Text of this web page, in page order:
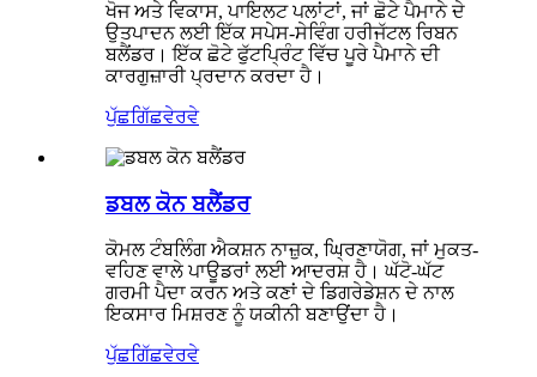
ਖੋਜ ਅਤੇ ਵਿਕਾਸ, ਪਾਇਲਟ ਪਲਾਂਟਾਂ, ਜਾਂ ਛੋਟੇ ਪੈਮਾਨੇ ਦੇ
ਉਤਪਾਦਨ ਲਈ ਇੱਕ ਸਪੇਸ-ਸੇਵਿੰਗ ਹਰੀਜੱਟਲ ਰਿਬਨ
ਬਲੈਂਡਰ। ਇੱਕ ਛੋਟੇ ਫੁੱਟਪ੍ਰਿੰਟ ਵਿੱਚ ਪੂਰੇ ਪੈਮਾਨੇ ਦੀ
ਕਾਰਗੁਜ਼ਾਰੀ ਪ੍ਰਦਾਨ ਕਰਦਾ ਹੈ।
ਪੁੱਛਗਿੱਛਵੇਰਵੇ
ਡਬਲ ਕੋਨ ਬਲੈਂਡਰ
ਕੋਮਲ ਟੰਬਲਿੰਗ ਐਕਸ਼ਨ ਨਾਜ਼ੁਕ, ਘ੍ਰਿਣਾਯੋਗ, ਜਾਂ ਮੁਕਤ-
ਵਹਿਣ ਵਾਲੇ ਪਾਊਡਰਾਂ ਲਈ ਆਦਰਸ਼ ਹੈ। ਘੱਟੋ-ਘੱਟ
ਗਰਮੀ ਪੈਦਾ ਕਰਨ ਅਤੇ ਕਣਾਂ ਦੇ ਡਿਗਰੇਡੇਸ਼ਨ ਦੇ ਨਾਲ
ਇਕਸਾਰ ਮਿਸ਼ਰਣ ਨੂੰ ਯਕੀਨੀ ਬਣਾਉਂਦਾ ਹੈ।
ਪੁੱਛਗਿੱਛਵੇਰਵੇ